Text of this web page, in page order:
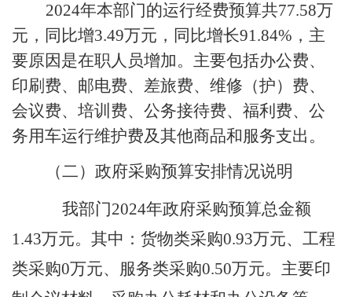
2024年本部门的运行经费预算共77.58万
元，同比增3.49万元，同比增长91.84%，主
要原因是在职人员增加。主要包括办公费、
印刷费、邮电费、差旅费、维修（护）费、
会议费、培训费、公务接待费、 福利费、 公
务用车运行维护费及其他商品和服务支出。
（二） 政府采购预算安排情况说明
我部门2024年政府采购预算总金额
1.43万元。其中：货物类采购0.93万元、工程
类采购0万元、服务类采购0.50万元。 主要印